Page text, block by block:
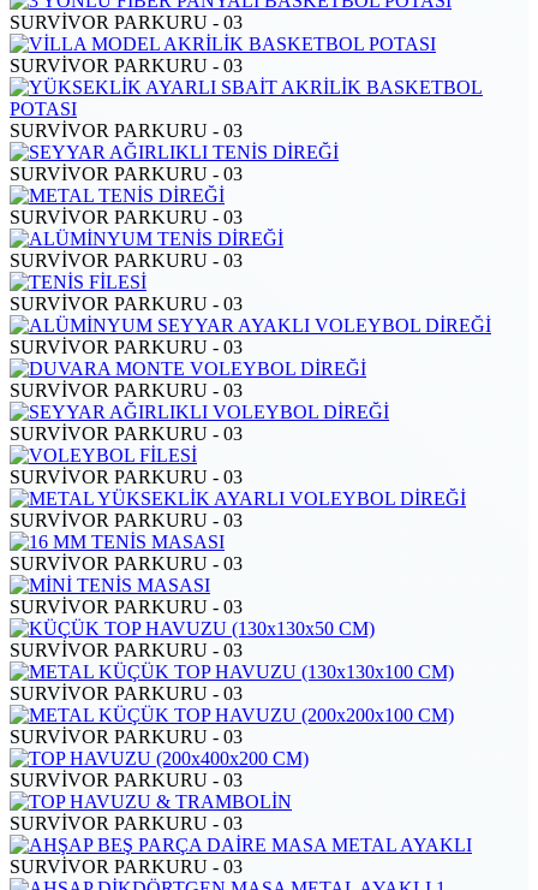
SURVİVOR PARKURU - 03
SURVİVOR PARKURU - 03
SURVİVOR PARKURU - 03
SURVİVOR PARKURU - 03
SURVİVOR PARKURU - 03
SURVİVOR PARKURU - 03
SURVİVOR PARKURU - 03
SURVİVOR PARKURU - 03
SURVİVOR PARKURU - 03
SURVİVOR PARKURU - 03
SURVİVOR PARKURU - 03
SURVİVOR PARKURU - 03
SURVİVOR PARKURU - 03
SURVİVOR PARKURU - 03
SURVİVOR PARKURU - 03
SURVİVOR PARKURU - 03
SURVİVOR PARKURU - 03
SURVİVOR PARKURU - 03
SURVİVOR PARKURU - 03
SURVİVOR PARKURU - 03